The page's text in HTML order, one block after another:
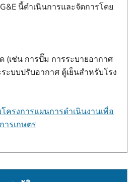
นี้ดําเนินการและจัดการโดย
(เช่น การปั๊ม การระบายอากาศ
บบปรับอากาศ ตู้เย็นสําหรับโรง
โครงการแผนการดําเนินงานเพื่อ
รเกษตร